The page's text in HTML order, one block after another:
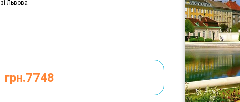
зі Львова
грн.7748